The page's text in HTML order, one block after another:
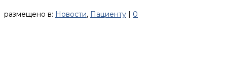
размещено в: Новости, Пациенту 0